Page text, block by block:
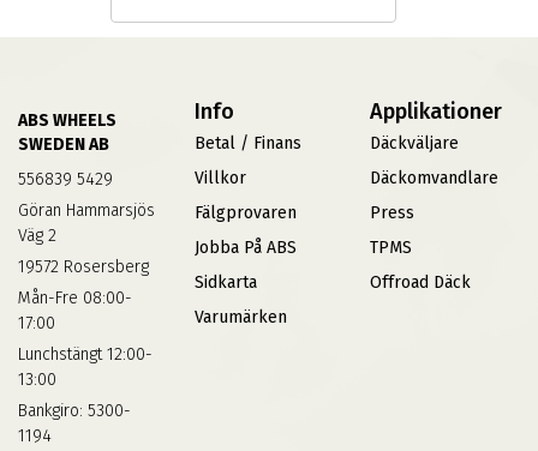
ABS WHEELS
SWEDEN AB
556839 5429
Göran Hammarsjös
Väg 2
19572 Rosersberg
Mån-Fre 08:00-
17:00
Lunchstängt 12:00-
13:00
Bankgiro: 5300-
1194
Info
Betal / Finans
Villkor
Fälgprovaren
Jobba På ABS
Sidkarta
Varumärken
Applikationer
Däckväljare
Däckomvandlare
Press
TPMS
Offroad Däck